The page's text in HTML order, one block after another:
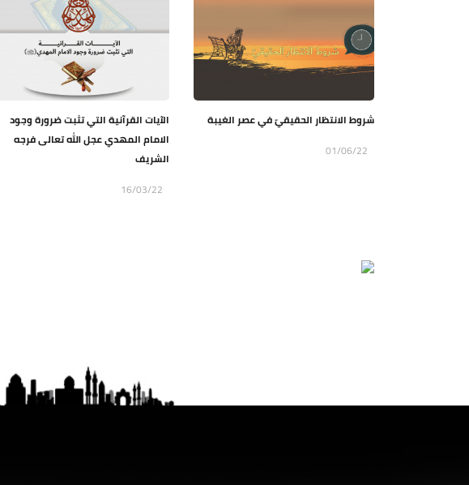
شروط الانتظار الحقيقيّ في عصر الغيبة
01/06/22
الآيات القرآنية التي تثبت ضرورة وجود
الامام المهدي عجل الله تعالى فرجه
الشريف
16/03/22